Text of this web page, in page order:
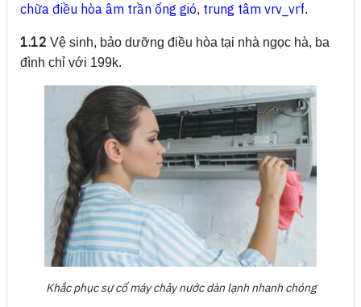
chữa điều hòa âm trần ống gió, trung tâm vrv_vrf.
1.12 Vệ sinh, bảo dưỡng điều hòa tại nhà ngọc hà, ba
đình chỉ với 199k.
Khắc phục sự cố máy chảy nước dàn lạnh nhanh chóng